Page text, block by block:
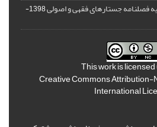
فصلنامه جستارهای فقهی و اصولی
1398-
This work is
Creative Commons
International